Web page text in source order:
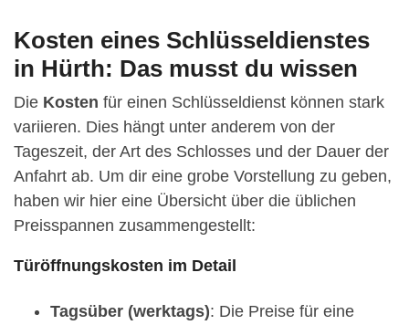
Kosten eines Schlüsseldienstes
in Hürth: Das musst du wissen
Die Kosten für einen Schlüsseldienst können stark
variieren. Dies hängt unter anderem von der
Tageszeit, der Art des Schlosses und der Dauer der
Anfahrt ab. Um dir eine grobe Vorstellung zu geben,
haben wir hier eine Übersicht über die üblichen
Preisspannen zusammengestellt:
Türöffnungskosten im Detail
Tagsüber (werktags): Die Preise für eine